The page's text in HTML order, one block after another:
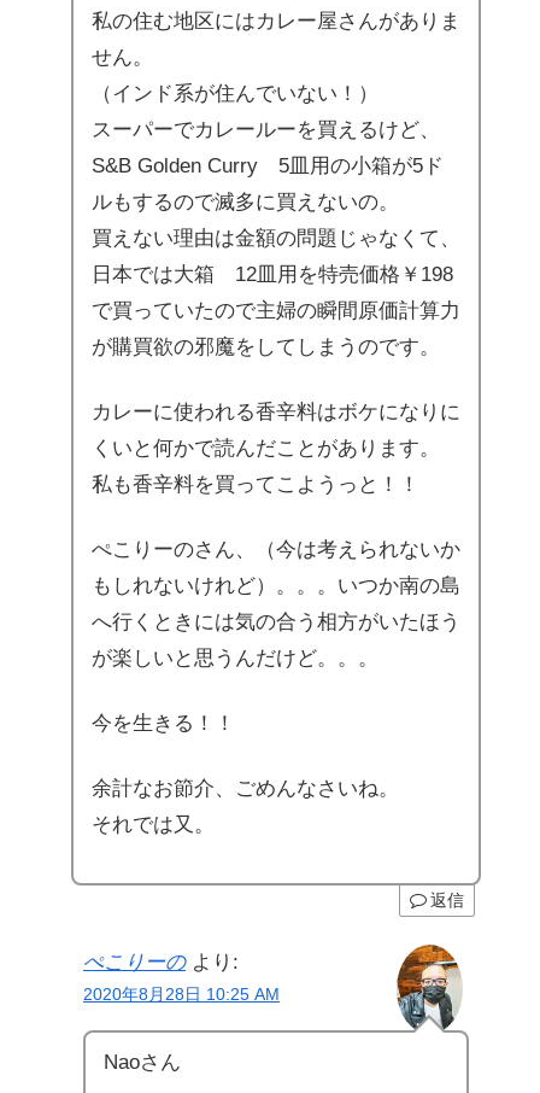
私の住む地区にはカレー屋さんがありま
せん。
（インド系が住んでいない！）
スーパーでカレールーを買えるけど、
S&B Golden Curry 5皿用の小箱が5ド
ルもするので滅多に買えないの。
買えない理由は金額の問題じゃなくて、
日本では大箱 12皿用を特売価格￥198
で買っていたので主婦の瞬間原価計算力
が購買欲の邪魔をしてしまうのです。
カレーに使われる香辛料はボケになりに
くいと何かで読んだことがあります。
私も香辛料を買ってこようっと！！
ぺこりーのさん、（今は考えられないか
もしれないけれど）。。。いつか南の島
へ行くときには気の合う相方がいたほう
が楽しいと思うんだけど。。。
今を生きる！！
余計なお節介、ごめんなさいね。
それでは又。
返信
ぺこりーの より:
2020年8月28日 10:25 AM
Naoさん